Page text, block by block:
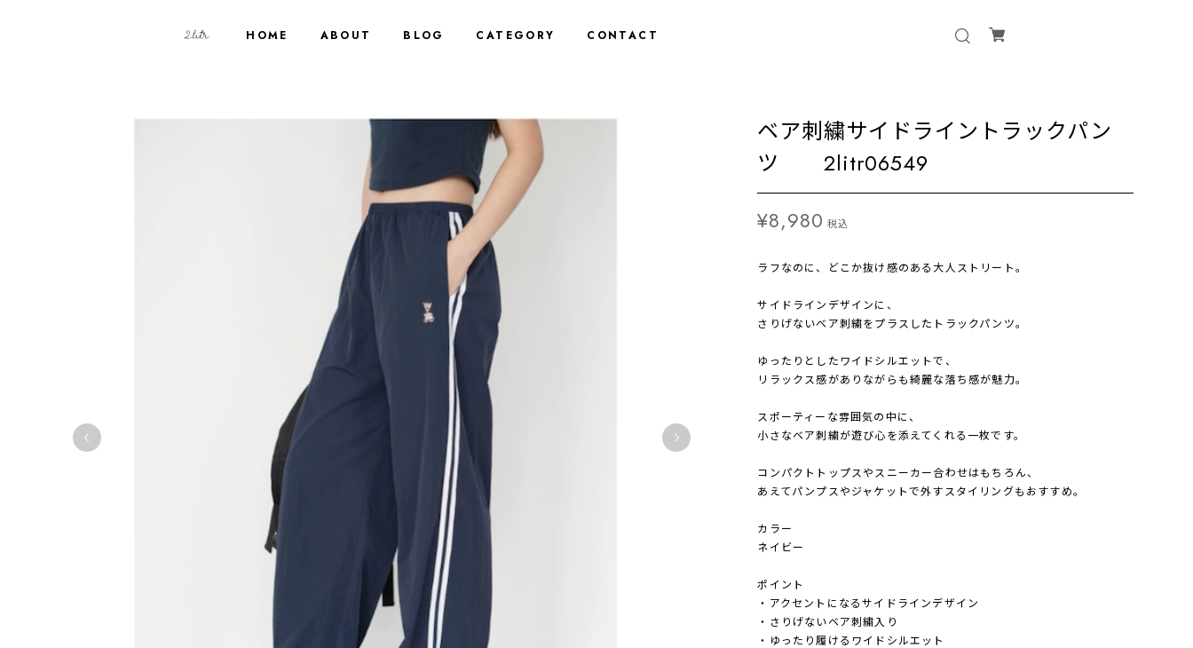
HOME ABOUT BLOG CATEGORY CONTACT
ベア刺繍サイドライントラックパン
ツ 2litr06549
¥8,980 税込
ラフなのに、どこか抜け感のある大人ストリート。
サイドラインデザインに、
さりげないベア刺繍をプラスしたトラックパンツ。
ゆったりとしたワイドシルエットで、
リラックス感がありながらも綺麗な落ち感が魅力。
スポーティーな雰囲気の中に、
小さなベア刺繍が遊び心を添えてくれる一枚です。
コンパクトトップスやスニーカー合わせはもちろん、
あえてパンプスやジャケットで外すスタイリングもおすすめ。
カラー
ネイビー
ポイント
・アクセントになるサイドラインデザイン
・さりげないベア刺繍入り
・ゆったり履けるワイドシルエット